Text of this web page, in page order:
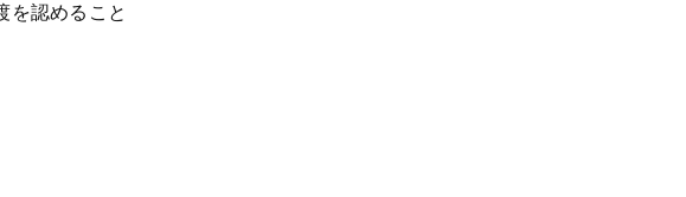
を認めること